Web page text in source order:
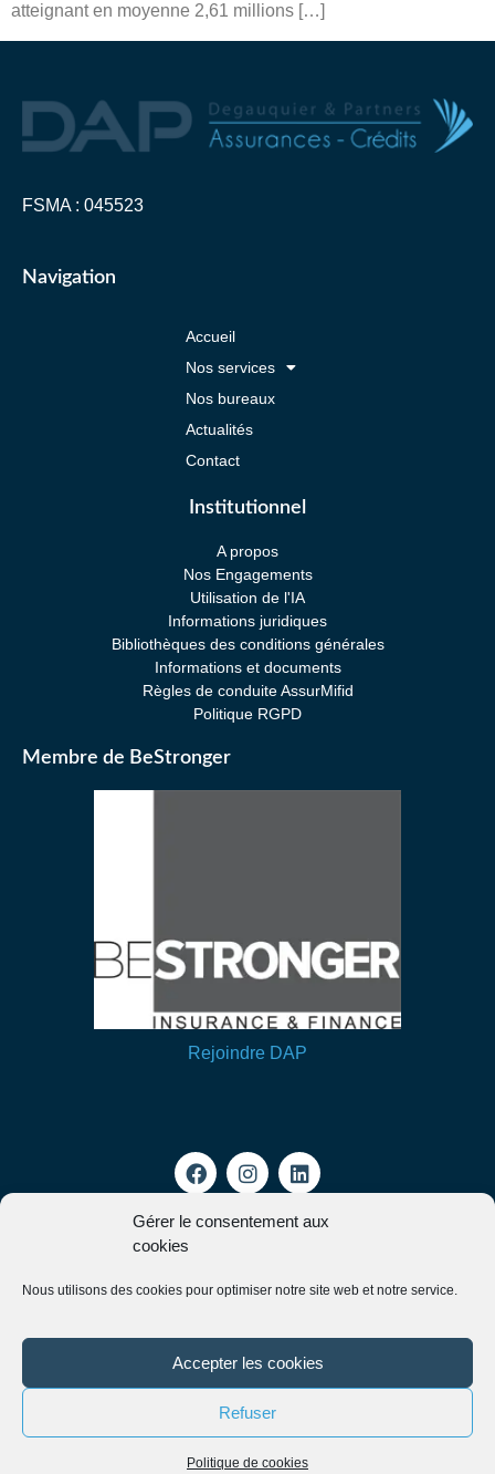
Gérer le consentement aux
cookies
Nous utilisons des cookies pour optimiser notre site web et notre service.
Accepter les cookies
Refuser
Politique de cookies
atteignant en moyenne 2,61 millions […]
FSMA : 045523
Navigation
Accueil
Nos services
Nos bureaux
Actualités
Contact
Institutionnel
A propos
Nos Engagements
Utilisation de l'IA
Informations juridiques
Bibliothèques des conditions générales
Informations et documents
Règles de conduite AssurMifid
Politique RGPD
Membre de BeStronger
Rejoindre DAP
Groupe DAP2026© Tous droits réservés
Français